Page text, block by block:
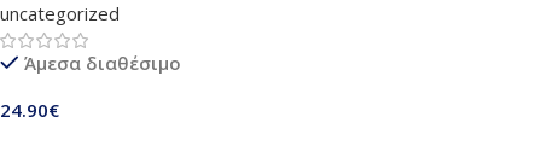
μακρύ επεκτάσιμο τηλεσκοπικό |
Λυγίσει 360 μοίρες
uncategorized
Άμεσα διαθέσιμο
24.90€